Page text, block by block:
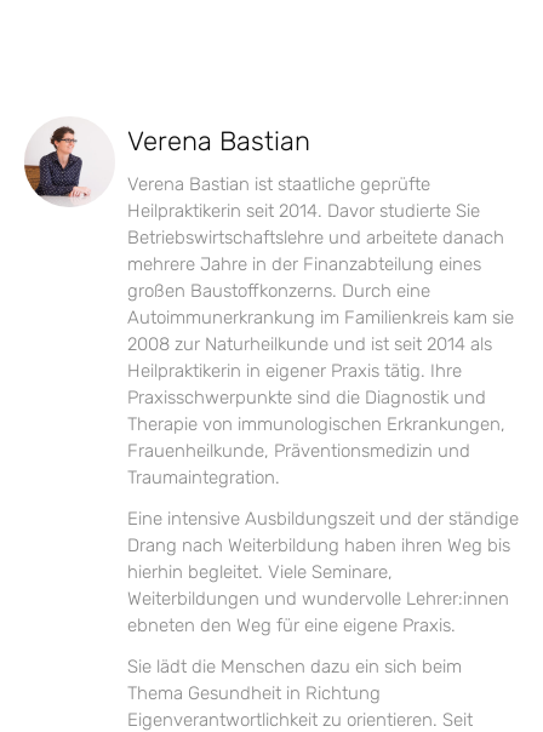
Verena Bastian
Verena Bastian ist staatliche geprüfte
Heilpraktikerin seit 2014. Davor studierte Sie
Betriebswirtschaftslehre und arbeitete danach
mehrere Jahre in der Finanzabteilung eines
großen Baustoffkonzerns. Durch eine
Autoimmunerkrankung im Familienkreis kam sie
2008 zur Naturheilkunde und ist seit 2014 als
Heilpraktikerin in eigener Praxis tätig. Ihre
Praxisschwerpunkte sind die Diagnostik und
Therapie von immunologischen Erkrankungen,
Frauenheilkunde, Präventionsmedizin und
Traumaintegration.
Eine intensive Ausbildungszeit und der ständige
Drang nach Weiterbildung haben ihren Weg bis
hierhin begleitet. Viele Seminare,
Weiterbildungen und wundervolle Lehrer:innen
ebneten den Weg für eine eigene Praxis.
Sie lädt die Menschen dazu ein sich beim
Thema Gesundheit in Richtung
Eigenverantwortlichkeit zu orientieren. Seit